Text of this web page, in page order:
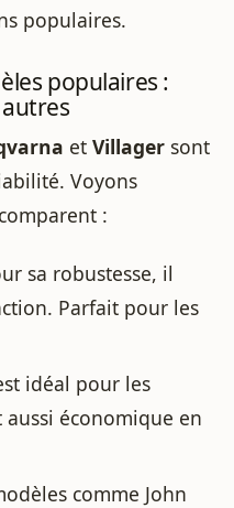
populaires.
populaires :
et Villager sont
Voyons
:
sa robustesse, il
Parfait pour les
idéal pour les
économique en
comme John